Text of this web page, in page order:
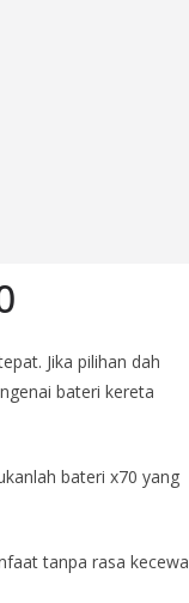
Jika pilihan dah
bateri kereta
bateri x70 yang
tanpa rasa kecewa